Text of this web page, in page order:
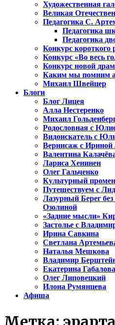
Художественная
Великая
Педагогика С.
Педагогика
Педагогика
Конкурс короткого
Конкурс «Во весь
Конкурс новой
Каким мы помним
Михаил Швейцер
Блоги
Блог Лицея
Алла Нестеренко
Михаил
Родословная с
Видоискатель с
Вернисаж с Ириной
Валентина
Лариса Хенинен
Олег Гальченко
Культурный
Путешествуем с
Лазурный Берег
Озолиной
«Задние мысли»
Застолье с
Ирина Савкина
Светлана
Наталья Мешкова
Владимир
Екатерина Габалова
Олег Липовецкий
Илона Румянцева
Афиша